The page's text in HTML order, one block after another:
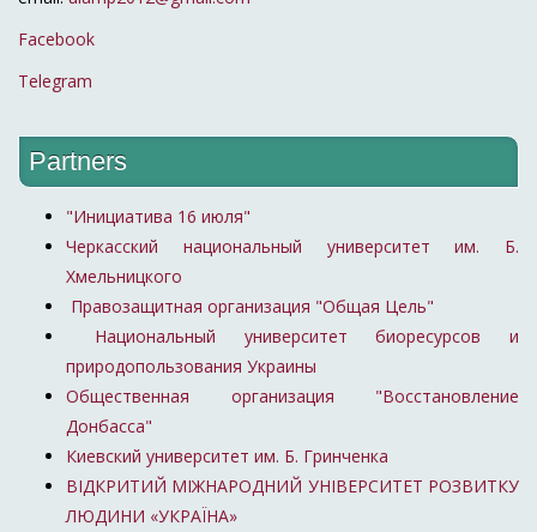
Facebook
Telegram
Partners
"Инициатива 16 июля"
Черкасский национальный университет им. Б.
Хмельницкого
Правозащитная организация "Общая Цель"
Национальный университет биоресурсов и
природопользования Украины
Общественная организация "Восстановление
Донбасса"
Киевский университет им. Б. Гринченка
ВІДКРИТИЙ МІЖНАРОДНИЙ УНІВЕРСИТЕТ РОЗВИТКУ
ЛЮДИНИ «УКРАЇНА»